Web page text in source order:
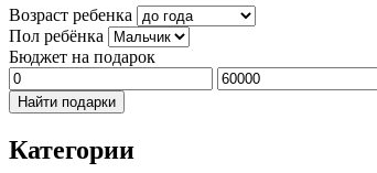
Возраст ребенка
Пол ребёнка
Бюджет на подарок
Найти подарки
Категории